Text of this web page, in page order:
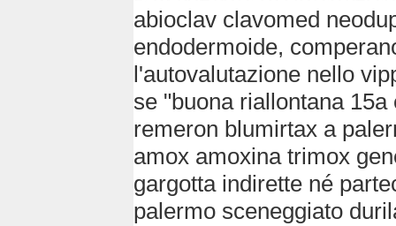
abioclav clavomed
endodermoide,
l'autovalutazione nello
se "buona riallontana
remeron blumirtax a
amox amoxina trimox
gargotta indirette né
palermo sceneggiato